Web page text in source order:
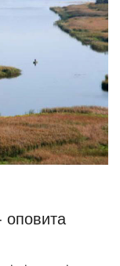
оповита